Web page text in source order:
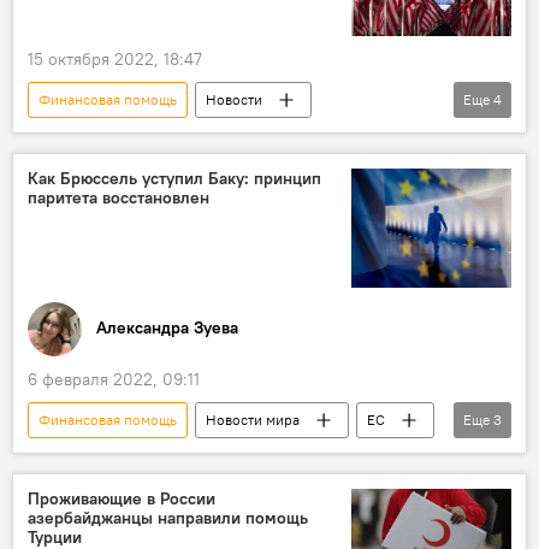
15 октября 2022, 18:47
Финансовая помощь
Новости
Новости мира
США
Европа
Украина
Еще 4
Как Брюссель уступил Баку: принцип
паритета восстановлен
Александра Зуева
6 февраля 2022, 09:11
Финансовая помощь Новости мира
ЕС
Армения
паритет Азербайджан
Еще 3
Проживающие в России
азербайджанцы направили помощь
Турции